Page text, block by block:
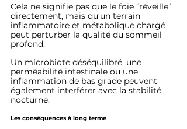
Cela ne signifie pas que le foie “réveille”
directement, mais qu’un terrain
inflammatoire et métabolique chargé
peut perturber la qualité du sommeil
profond.
Un microbiote déséquilibré, une
perméabilité intestinale ou une
inflammation de bas grade peuvent
également interférer avec la stabilité
nocturne.
Les conséquences à long terme